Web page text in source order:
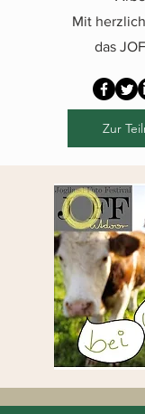
Mit
das
Zur